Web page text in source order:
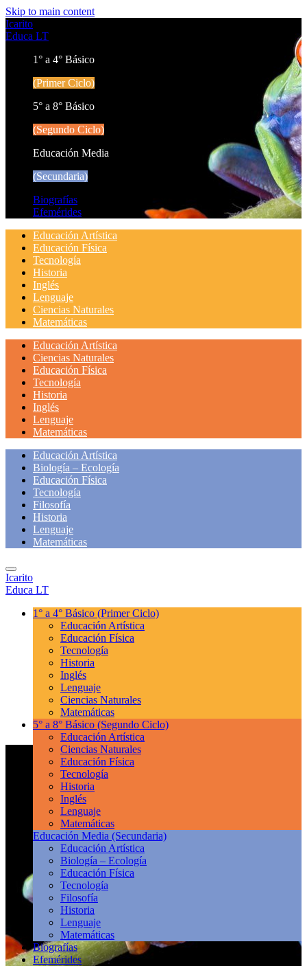
Skip to main content
Icarito
Educa LT
1° a 4° Básico
(Primer Ciclo)
5° a 8° Básico
(Segundo Ciclo)
Educación Media
(Secundaria)
Biografías
Efemérides
Educación Artística
Educación Física
Tecnología
Historia
Inglés
Lenguaje
Ciencias Naturales
Matemáticas
Educación Artística
Ciencias Naturales
Educación Física
Tecnología
Historia
Inglés
Lenguaje
Matemáticas
Educación Artística
Biología – Ecología
Educación Física
Tecnología
Filosofía
Historia
Lenguaje
Matemáticas
Icarito
Educa LT
1° a 4° Básico (Primer Ciclo)
Educación Artística
Educación Física
Tecnología
Historia
Inglés
Lenguaje
Ciencias Naturales
Matemáticas
5° a 8° Básico (Segundo Ciclo)
Educación Artística
Ciencias Naturales
Educación Física
Tecnología
Historia
Inglés
Lenguaje
Matemáticas
Educación Media (Secundaria)
Educación Artística
Biología – Ecología
Educación Física
Tecnología
Filosofía
Historia
Lenguaje
Matemáticas
Biografías
Efemérides